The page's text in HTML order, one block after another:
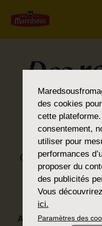
Des
pour
Que vous soyez
que vous
trouverez ce
Avec nos produits,
des cookies
cette
consentement,
utiliser pour
performances
proposer du
des publicités
Vous
ici.
Paramètres des